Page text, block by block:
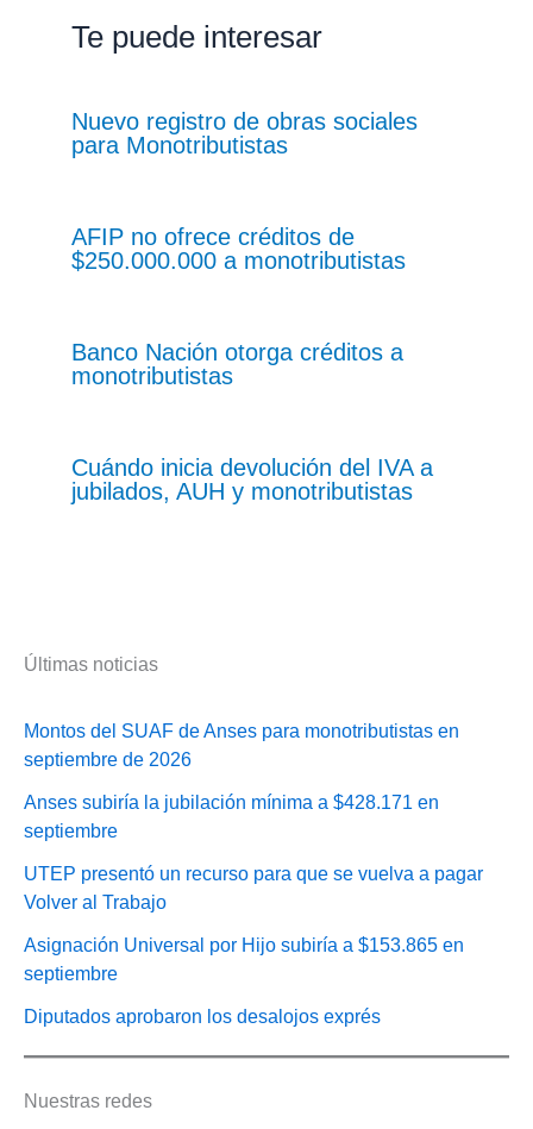
Te puede interesar
Nuevo registro de obras sociales
para Monotributistas
AFIP no ofrece créditos de
$250.000.000 a monotributistas
Banco Nación otorga créditos a
monotributistas
Cuándo inicia devolución del IVA a
jubilados, AUH y monotributistas
Últimas noticias
Montos del SUAF de Anses para monotributistas en
septiembre de 2026
Anses subiría la jubilación mínima a $428.171 en
septiembre
UTEP presentó un recurso para que se vuelva a pagar
Volver al Trabajo
Asignación Universal por Hijo subiría a $153.865 en
septiembre
Diputados aprobaron los desalojos exprés
Nuestras redes